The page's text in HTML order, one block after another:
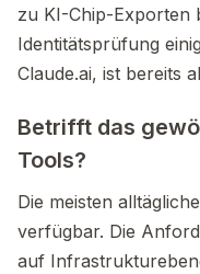
zu KI-Chip-Exporten
Identitätsprüfung
Claude.ai, ist bereits
Betrifft das
Tools?
Die meisten
verfügbar. Die
auf